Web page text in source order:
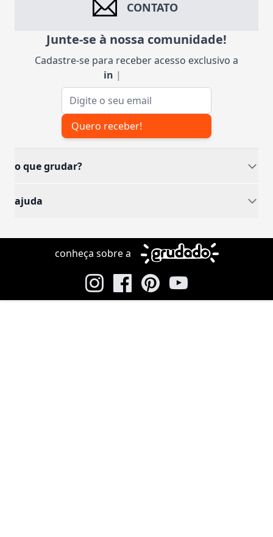
CONTATO
Junte-se à nossa comunidade!
Cadastre-se para receber acesso exclusivo a
insp
Endereço de e-mail
Quero receber!
o que grudar?
ajuda
conheça sobre a